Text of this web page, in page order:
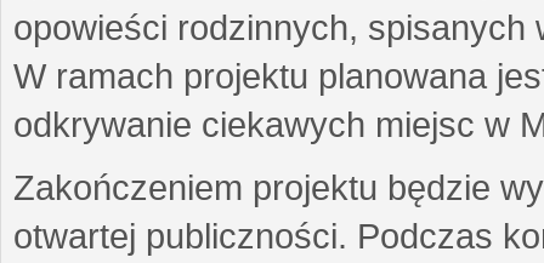
opowieści rodzinnych,
W ramach projektu planowana
odkrywanie ciekawych miejsc w
Zakończeniem projektu będzie
otwartej publiczności. Podczas